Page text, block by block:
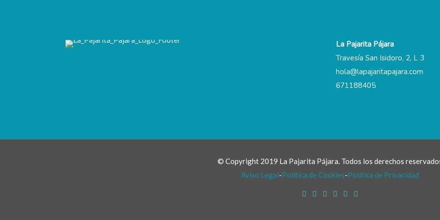
La Pajarita Pájara
Travesía San Isidoro, 2, L 3
hola@lapajaritapajara.com
671188405
© Copyright 2019 La Pajarita Pájara. Todos los derechos
Aviso Legal-Política de Cookies-Política de Privacidad